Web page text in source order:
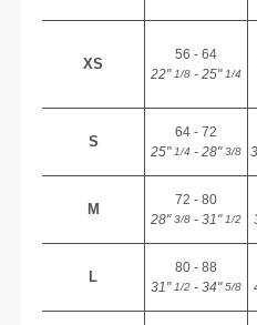
XS
56 - 64
22"1/8 - 25"1/4
S
64 - 72
25"1/4 - 28"3/8
M
72 - 80
28"3/8 - 31"1/2
L
80 - 88
31"1/2 - 34"5/8